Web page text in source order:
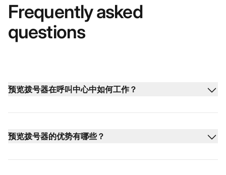
Frequently asked
questions
预览拨号器在呼叫中心中如何工作？
预览拨号器的优势有哪些？